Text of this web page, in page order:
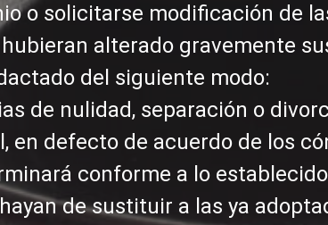
o solicitarse modificación de
alterado gravemente
del siguiente modo:
de nulidad, separación o
en defecto de acuerdo de los
conforme a lo
de sustituir a las ya